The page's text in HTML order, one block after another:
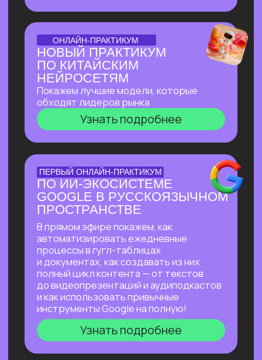
доступом
БОЛЬШОЙ ПРАКТИКУМ
ИИ-ВСЕЛЕННАЯ 2026
Большой практикум, в котором
мы собрали лучшие на сегодня ИИ-
инструменты, методы их применения
и связки!
Узнать подробнее
БОЛЬШОЙ ПРАКТИКУМ
ГИГАЧАТ
В прямом эфире покажем всю мощь
самой удобной и широкой
по функционалу российской нейросети!
Будет много практики: сделаем ретушь
фотографий, создадим презентацию
с функционалом, у которого нет
аналогов даже в иностранных
нейросетях, соберем майндкарты для
учебы, создадим аудиоподкаст
на основе текста и многое другое!
Узнать подробнее
БОЛЬШОЙ ПРАКТИКУМ
ПО СОЗДАНИЮ
ПРЕЗЕНТАЦИЙ С ИИ